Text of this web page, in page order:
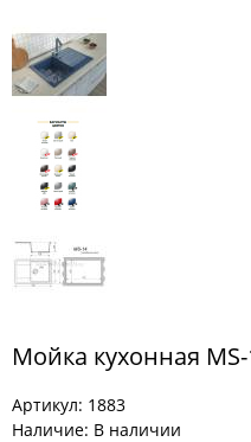
Мойка кухонная
Артикул: 1883
Наличие: В наличии
ДЛЯ
ПРИХОЖЕЙ
СТОЛЫ
ОФИСНАЯ
МЕБЕЛЬ
МАТРАСЫ
ВАННОЙ
МЕБЕЛЬ-
ТРАНСФОРМЕР